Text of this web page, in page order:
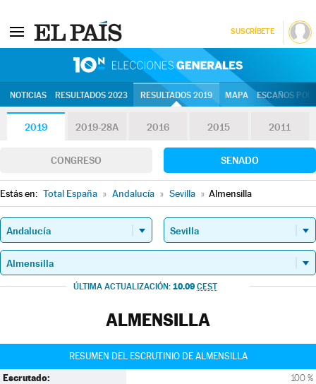
SUSCRÍBETE
NOTICIAS RESULTADOS 2023 RESULTADOS 2019 MAPA ESCAÑOS
2019 2019-28A 2016 2015 2011
CONGRESO SENADO
Estás en: Total España » Andalucía » Sevilla » Almensilla
ÚLTIMA ACTUALIZACIÓN: 10.09 CEST
ALMENSILLA
RESUMEN DEL ESCRUTINIO DE ALMENSILLA
Escrutado: 100 %